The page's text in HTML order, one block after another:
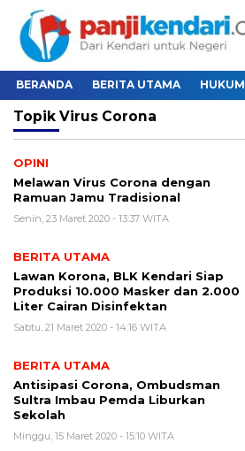
BERANDA BERITA UTAMA HUKUM
Topik Virus Corona
OPINI
Melawan Virus Corona dengan
Ramuan Jamu Tradisional
Senin, 23 Maret 2020 - 13:37 WITA
BERITA UTAMA
Lawan Korona, BLK Kendari Siap
Produksi 10.000 Masker dan 2.000
Liter Cairan Disinfektan
Sabtu, 21 Maret 2020 - 14:16 WITA
BERITA UTAMA
Antisipasi Corona, Ombudsman
Sultra Imbau Pemda Liburkan
Sekolah
Minggu, 15 Maret 2020 - 15:10 WITA